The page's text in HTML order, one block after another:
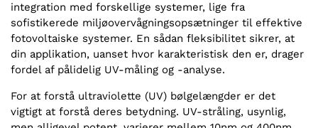
integration med forskellige systemer, lige fra
sofistikerede miljøovervågningsopsætninger til effektive
fotovoltaiske systemer. En sådan fleksibilitet sikrer, at
din applikation, uanset hvor karakteristisk den er, drager
fordel af pålidelig UV-måling og -analyse.
For at forstå ultraviolette (UV) bølgelængder er det
vigtigt at forstå deres betydning. UV-stråling, usynlig,